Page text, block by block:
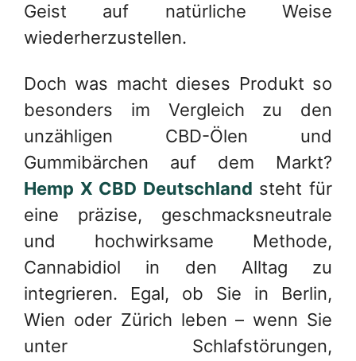
Geist auf natürliche Weise
wiederherzustellen.
Doch was macht dieses Produkt so
besonders im Vergleich zu den
unzähligen CBD-Ölen und
Gummibärchen auf dem Markt?
Hemp X CBD Deutschland steht für
eine präzise, geschmacksneutrale
und hochwirksame Methode,
Cannabidiol in den Alltag zu
integrieren. Egal, ob Sie in Berlin,
Wien oder Zürich leben – wenn Sie
unter Schlafstörungen,